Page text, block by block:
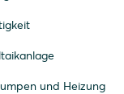
und Heizung